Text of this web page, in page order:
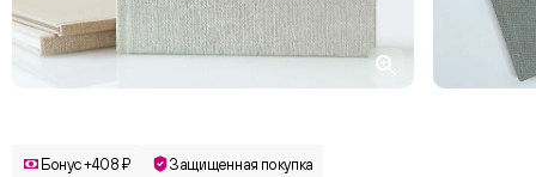
Бонус +408 ₽ Защищенная покупка